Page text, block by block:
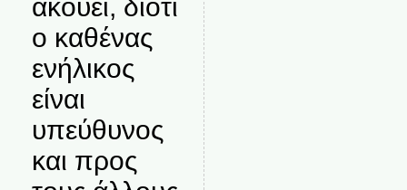
ακούει, διότι
ο καθένας
ενήλικος
είναι
υπεύθυνος
και προς